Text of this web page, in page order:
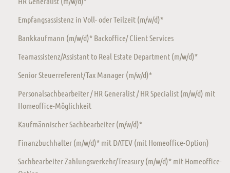
Empfangsassistenz in Voll- oder Teilzeit (m/w/d)*
Bankkaufmann (m/w/d)* Backoffice/ Client Services
Teamassistenz/Assistant to Real Estate Department (m/w/d)*
Senior Steuerreferent/Tax Manager (m/w/d)*
Personalsachbearbeiter / HR Generalist / HR Specialist (m/w/d) mit
Homeoffice-Möglichkeit
Kaufmännischer Sachbearbeiter (m/w/d)*
Finanzbuchhalter (m/w/d)* mit DATEV (mit Homeoffice-Option)
Sachbearbeiter Zahlungsverkehr/Treasury (m/w/d)* mit Homeoffice-